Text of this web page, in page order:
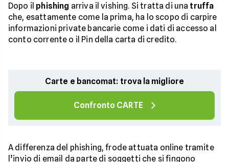
Dopo il phishing arriva il vishing. Si tratta di una truffa
che, esattamente come la prima, ha lo scopo di carpire
informazioni private bancarie come i dati di accesso al
conto corrente o il Pin della carta di credito.
Carte e bancomat: trova la migliore
Confronto CARTE
A differenza del phishing, frode attuata online tramite
l’invio di email da parte di soggetti che si fingono